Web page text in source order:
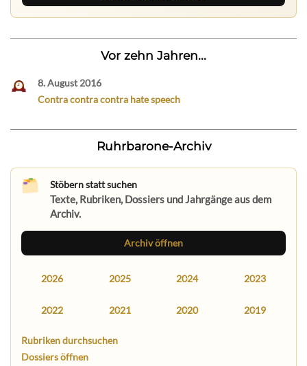
Vor zehn Jahren...
8. August 2016
Contra contra contra hate speech
Ruhrbarone-Archiv
Stöbern statt suchen
Texte, Rubriken, Dossiers und Jahrgänge aus dem
Archiv.
Archiv öffnen
2026 2025 2024 2023
2022 2021 2020 2019
Rubriken durchsuchen
Dossiers öffnen